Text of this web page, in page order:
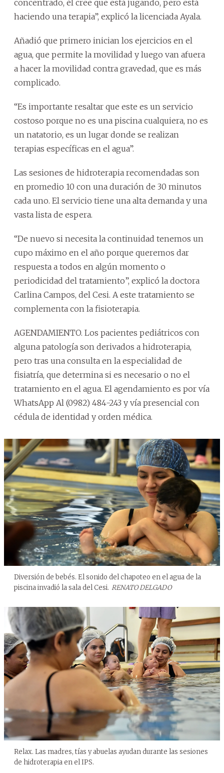
concentrado, él cree que está jugando, pero está
haciendo una terapia”, explicó la licenciada Ayala.
Añadió que primero inician los ejercicios en el
agua, que permite la movilidad y luego van afuera
a hacer la movilidad contra gravedad, que es más
complicado.
“Es importante resaltar que este es un servicio
costoso porque no es una piscina cualquiera, no es
un natatorio, es un lugar donde se realizan
terapias específicas en el agua”.
Las sesiones de hidroterapia recomendadas son
en promedio 10 con una duración de 30 minutos
cada uno. El servicio tiene una alta demanda y una
vasta lista de espera.
“De nuevo si necesita la continuidad tenemos un
cupo máximo en el año porque queremos dar
respuesta a todos en algún momento o
periodicidad del tratamiento”, explicó la doctora
Carlina Campos, del Cesi. A este tratamiento se
complementa con la fisioterapia.
AGENDAMIENTO. Los pacientes pediátricos con
alguna patología son derivados a hidroterapia,
pero tras una consulta en la especialidad de
fisiatría, que determina si es necesario o no el
tratamiento en el agua. El agendamiento es por vía
WhatsApp Al (0982) 484-243 y vía presencial con
cédula de identidad y orden médica.
Diversión de bebés. El sonido del chapoteo en el agua de la
piscina invadió la sala del Cesi. RENATO DELGADO
Relax. Las madres, tías y abuelas ayudan durante las sesiones
de hidroterapia en el IPS.